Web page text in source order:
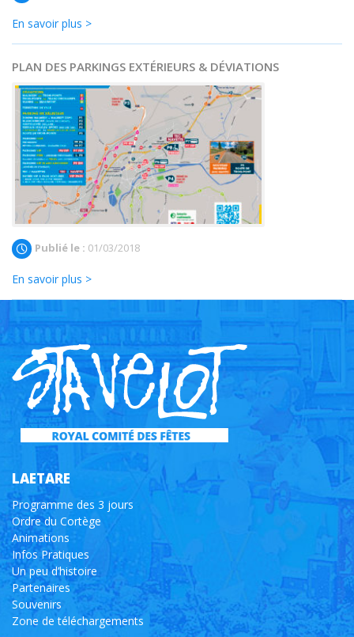
En savoir plus >
PLAN DES PARKINGS EXTÉRIEURS & DÉVIATIONS
Publié le : 01/03/2018
En savoir plus >
LAETARE
Programme des 3 jours
Ordre du Cortège
Animations
Infos Pratiques
Un peu d’histoire
Partenaires
Souvenirs
Zone de téléchargements